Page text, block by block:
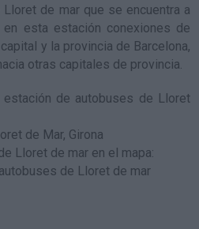
de marque se encuentra a
esta estación conexiones de
y la provincia de Barcelona,
otras capitales de provincia.
de autobuses de Lloret
de Mar, Girona
Lloret de mar en el mapa: